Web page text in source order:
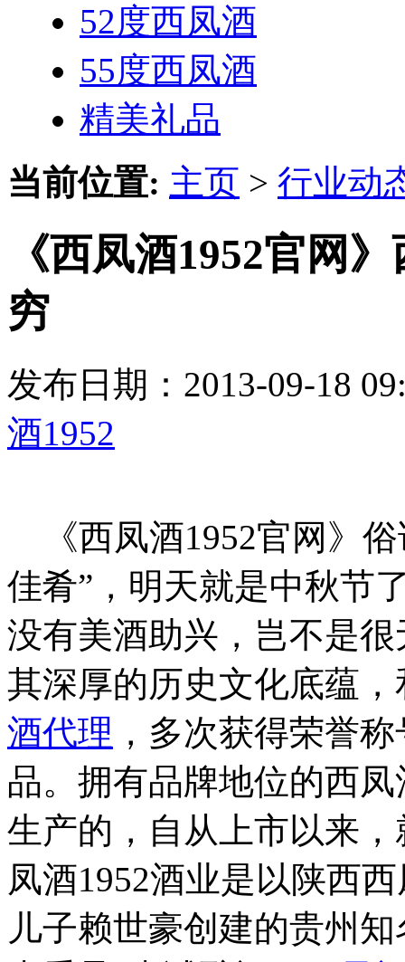
52度西凤酒
55度西凤酒
精美礼品
当前位置: 主页 > 行业动
《西凤酒1952官网
穷
发布日期：2013-09-18
酒1952
《西凤酒1952官网》
佳肴”，明天就是中秋节
没有美酒助兴，岂不是
其深厚的历史文化底蕴
酒代理 ，多次获得荣誉
品。拥有品牌地位的西
生产的，自从上市以来
凤酒1952酒业是以陕西
儿子赖世豪创建的贵州